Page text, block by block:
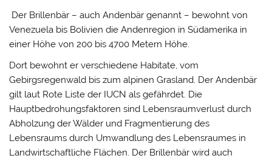
Der Brillenbär – auch Andenbär genannt – bewohnt von
Venezuela bis Bolivien die Andenregion in Südamerika in
einer Höhe von 200 bis 4700 Metern Höhe.
Dort bewohnt er verschiedene Habitate, vom
Gebirgsregenwald bis zum alpinen Grasland. Der Andenbär
gilt laut Rote Liste der IUCN als gefährdet. Die
Hauptbedrohungsfaktoren sind Lebensraumverlust durch
Abholzung der Wälder und Fragmentierung des
Lebensraums durch Umwandlung des Lebensraumes in
Landwirtschaftliche Flächen. Der Brillenbär wird auch